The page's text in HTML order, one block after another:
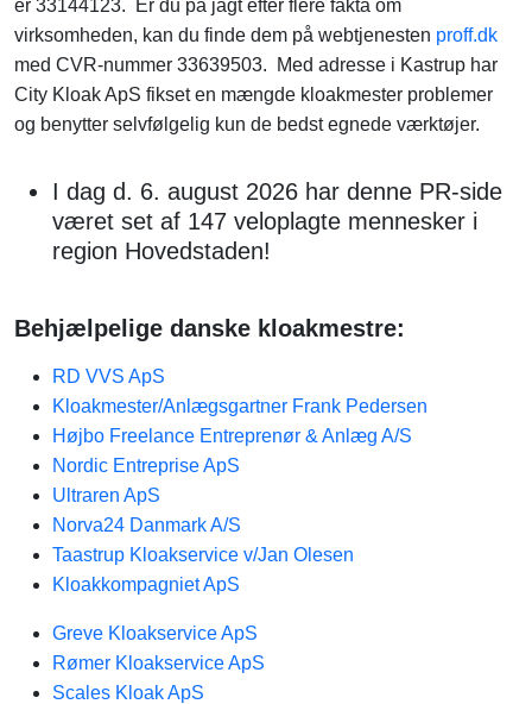
er 33144123. Er du på jagt efter flere fakta om
virksomheden, kan du finde dem på webtjenesten proff.dk
med CVR-nummer 33639503. Med adresse i Kastrup har
City Kloak ApS fikset en mængde kloakmester problemer
og benytter selvfølgelig kun de bedst egnede værktøjer.
I dag d. 6. august 2026 har denne PR-side
været set af 147 veloplagte mennesker i
region Hovedstaden!
Behjælpelige danske kloakmestre:
RD VVS ApS
Kloakmester/Anlægsgartner Frank Pedersen
Højbo Freelance Entreprenør & Anlæg A/S
Nordic Entreprise ApS
Ultraren ApS
Norva24 Danmark A/S
Taastrup Kloakservice v/Jan Olesen
Kloakkompagniet ApS
Greve Kloakservice ApS
Rømer Kloakservice ApS
Scales Kloak ApS